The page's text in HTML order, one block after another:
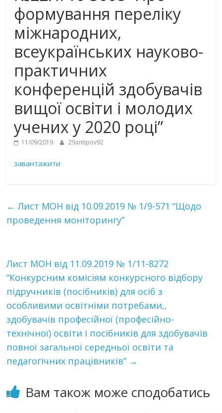
формування переліку
міжнародних,
всеукраїнських науково-
практичних
конференцій здобувачів
вищої освіти і молодих
учених у 2020 році”
11/09/2019 29antipov92
завантажити
← Лист МОН від 10.09.2019 № 1/9-571 “Щодо
проведення моніторингу”
Лист МОН від 11.09.2019 № 1/11-8272
“Конкурсним комісіям конкурсного відбору
підручників (посібників) для осіб з
особливими освітніми потребами,,
здобувачів професійної (професійно-
технічної) освіти і посібників для здобувачів
повної загальної середньої освіти та
педагогічних працівників” →
Вам також може сподобатись